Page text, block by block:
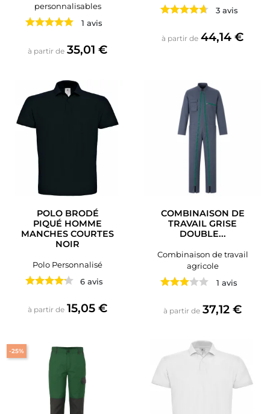
personnalisables
1 avis
à partir de Prix
35,01 €
3 avis
à partir de Prix
44,14 €
POLO BRODÉ
PIQUÉ HOMME
MANCHES COURTES
NOIR
Polo Personnalisé
6 avis
à partir de Prix
15,05 €
COMBINAISON DE
TRAVAIL GRISE
DOUBLE...
Combinaison de travail
agricole
1 avis
à partir de Prix
37,12 €
-25%